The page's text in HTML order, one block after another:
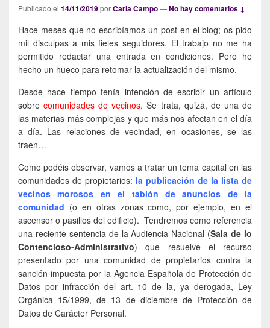
Publicado el 14/11/2019porCarla Campo—No hay comentarios ↓
Hace meses que no escribíamos un post en el blog; os pido
mil disculpas a mis fieles seguidores. El trabajo no me ha
permitido redactar una entrada en condiciones. Pero he
hecho un hueco para retomar la actualización del mismo.
Desde hace tiempo tenía intención de escribir un artículo
sobrecomunidades de vecinos. Se trata, quizá, de una de
las materias más complejas y que más nos afectan en el día
a día. Las relaciones de vecindad, en ocasiones, se las
traen…
Como podéis observar, vamos a tratar un tema capital en las
comunidades de propietarios: la publicación de la lista de
vecinos morosos en el tablón de anuncios de la
comunidad (o en otras zonas como, por ejemplo, en el
ascensor o pasillos del edificio). Tendremos como referencia
una reciente sentencia de la Audiencia Nacional (Sala de lo
Contencioso-Administrativo) que resuelve el recurso
presentado por una comunidad de propietarios contra la
sanción impuesta por la Agencia Española de Protección de
Datos por infracción del art. 10 de la, ya derogada, Ley
Orgánica 15/1999, de 13 de diciembre de Protección de
Datos de Carácter Personal.